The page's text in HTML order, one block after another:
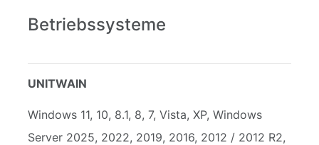
Betriebssysteme
UNITWAIN
Windows 11, 10, 8.1, 8, 7, Vista, XP, Windows
Server 2025, 2022, 2019, 2016, 2012 / 2012 R2,